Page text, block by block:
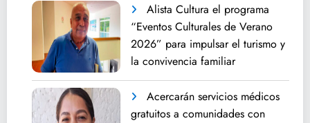
Alista Cultura el programa
“Eventos Culturales de Verano
2026” para impulsar el turismo y
la convivencia familiar
Acercarán servicios médicos
gratuitos a comunidades con